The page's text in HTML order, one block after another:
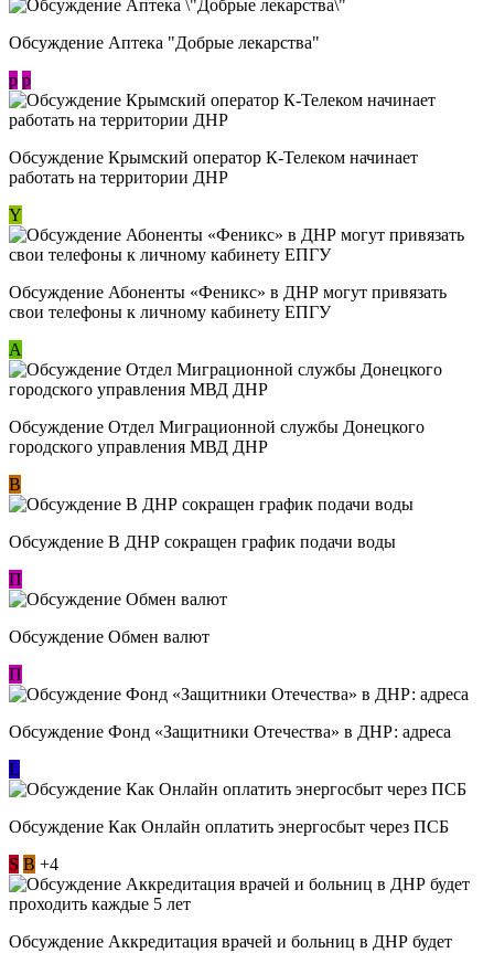
Обсуждение Аптека "Добрые лекарства"
p p
Обсуждение Крымский оператор К-Телеком начинает
работать на территории ДНР
Y
Обсуждение ​Абоненты «Феникс» в ДНР могут привязать
свои телефоны к личному кабинету ЕПГУ
А
Обсуждение Отдел Миграционной службы Донецкого
городского управления МВД ДНР
В
Обсуждение В ДНР сокращен график подачи воды
П
Обсуждение Обмен валют
П
Обсуждение Фонд «Защитники Отечества» в ДНР: адреса
L
Обсуждение ​Как Онлайн оплатить энергосбыт через ПСБ
S В +4
Обсуждение Аккредитация врачей и больниц в ДНР будет